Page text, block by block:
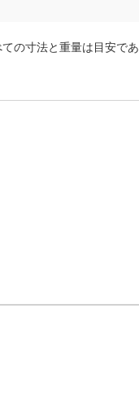
の寸法と重量は目安であ